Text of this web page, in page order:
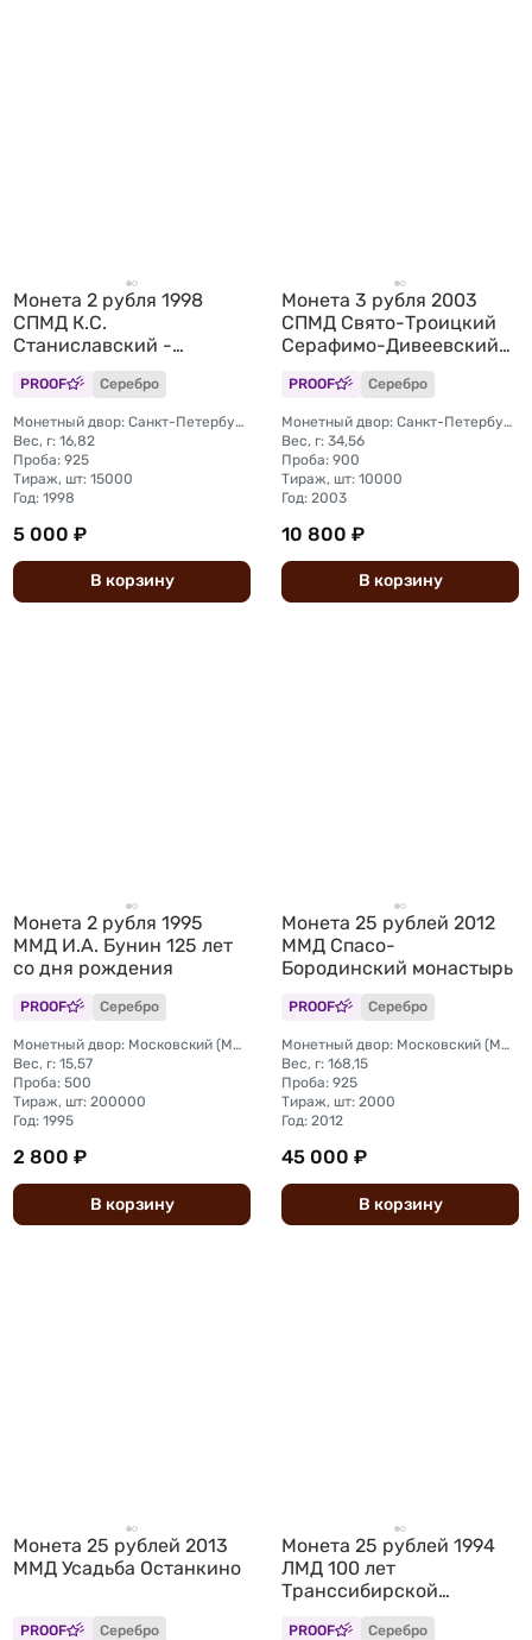
Монета 2 рубля 1998
СПМД К.С.
Станиславский -
портрет, 135 лет со дня
рождения
PROOF Серебро
Монетный двор: Санкт-Петербургский (СПМД)
Вес, г: 16,82
Проба: 925
Тираж, шт: 15000
Год: 1998
5 000 ₽
В корзину
Монета 3 рубля 2003
СПМД Свято-Троицкий
Серафимо-Дивеевский
монастырь
PROOF Серебро
Монетный двор: Санкт-Петербургский (СПМД)
Вес, г: 34,56
Проба: 900
Тираж, шт: 10000
Год: 2003
10 800 ₽
В корзину
Монета 2 рубля 1995
ММД И.А. Бунин 125 лет
со дня рождения
PROOF Серебро
Монетный двор: Московский (ММД)
Вес, г: 15,57
Проба: 500
Тираж, шт: 200000
Год: 1995
2 800 ₽
В корзину
Монета 25 рублей 2012
ММД Спасо-
Бородинский монастырь
PROOF Серебро
Монетный двор: Московский (ММД)
Вес, г: 168,15
Проба: 925
Тираж, шт: 2000
Год: 2012
45 000 ₽
В корзину
Монета 25 рублей 2013
ММД Усадьба Останкино
PROOF Серебро
Монета 25 рублей 1994
ЛМД 100 лет
Транссибирской
магистрали Укладка
PROOF Серебро